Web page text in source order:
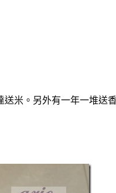
米。另外有一年一堆送